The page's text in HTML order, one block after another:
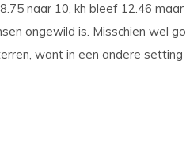
naar 10, kh bleef 12.46
ongewild is. Misschien wel
want in een andere setting